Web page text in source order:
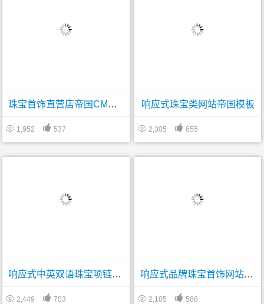
珠宝首饰直营店帝国CMS模板
 1,952  537
响应式珠宝类网站帝国模板
 2,305  655
响应式中英双语珠宝项链产品展示类网站帝国模板
 2,449  703
响应式品牌珠宝首饰网站帝国CMS模板下载
 2,105  588